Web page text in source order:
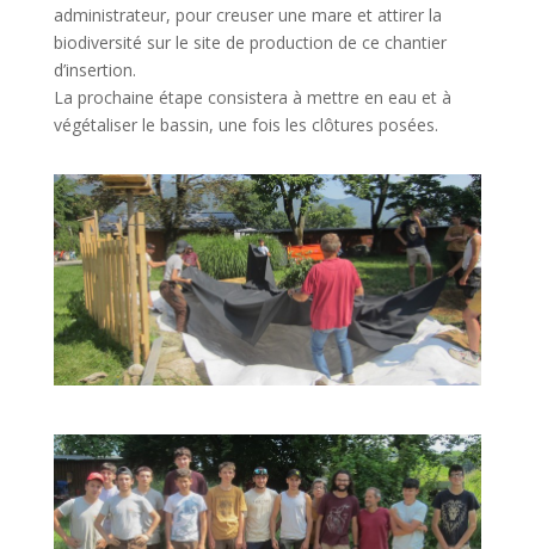
administrateur, pour creuser une mare et attirer la
biodiversité sur le site de production de ce chantier
d’insertion.
La prochaine étape consistera à mettre en eau et à
végétaliser le bassin, une fois les clôtures posées.